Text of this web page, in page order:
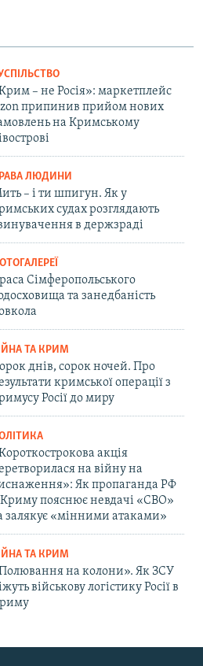
– не Росія»: маркетплейс
припинив прийом нових
на Кримському
ЛЮДИНИ
– і ти шпигун. Як у
судах розглядають
в держзраді
Сімферопольського
та занедбаність
ТА КРИМ
днів, сорок ночей. Про
кримської операції з
Росії до миру
акція
на війну на
Як пропаганда РФ
пояснює невдачі «СВО»
залякує «мінними атаками»
ТА КРИМ
на колони». Як ЗСУ
військову логістику Росії в